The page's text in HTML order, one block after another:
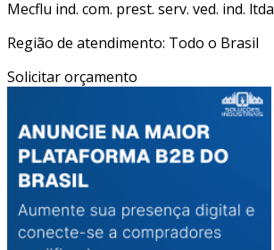
Mecflu ind. com. prest. serv. ved. ind. ltda
Região de atendimento: Todo o Brasil
Solicitar orçamento